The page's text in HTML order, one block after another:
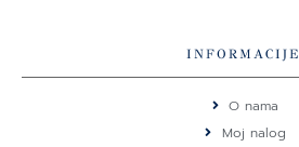
e
b
o
o
t
a
g
r
INFORMACIJE
O nama
Moj nalog